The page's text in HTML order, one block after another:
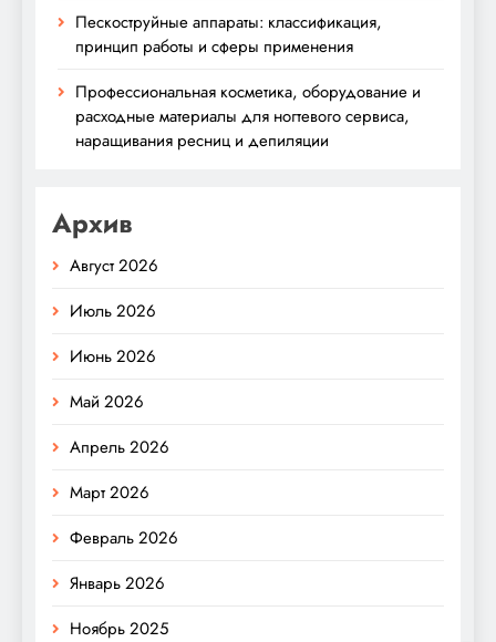
Пескоструйные аппараты: классификация,
принцип работы и сферы применения
Профессиональная косметика, оборудование и
расходные материалы для ногтевого сервиса,
наращивания ресниц и депиляции
Архив
Август 2026
Июль 2026
Июнь 2026
Май 2026
Апрель 2026
Март 2026
Февраль 2026
Январь 2026
Ноябрь 2025